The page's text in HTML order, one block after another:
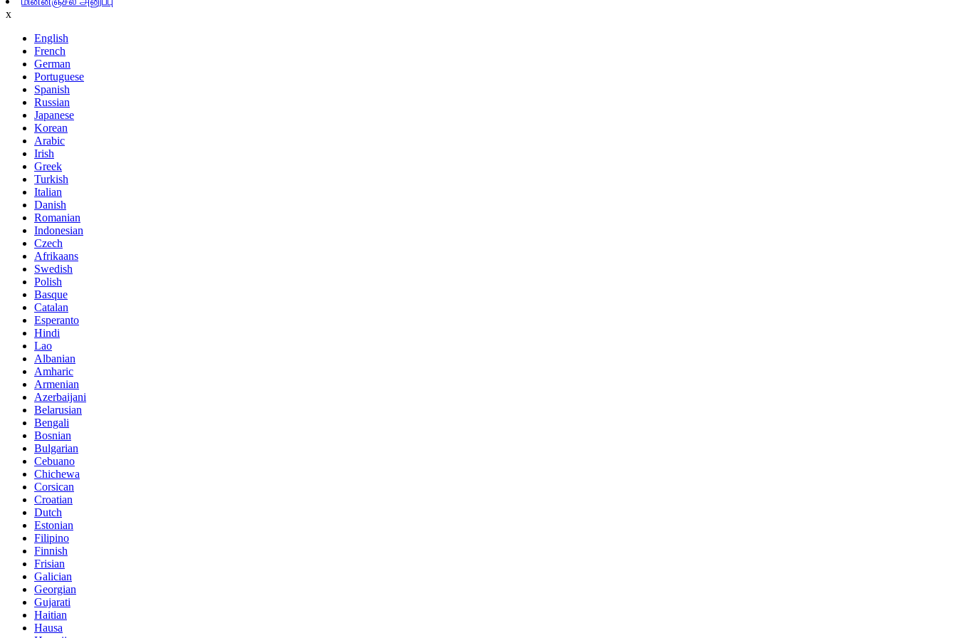
x
English
French
German
Portuguese
Spanish
Russian
Japanese
Korean
Arabic
Irish
Greek
Turkish
Italian
Danish
Romanian
Indonesian
Czech
Afrikaans
Swedish
Polish
Basque
Catalan
Esperanto
Hindi
Lao
Albanian
Amharic
Armenian
Azerbaijani
Belarusian
Bengali
Bosnian
Bulgarian
Cebuano
Chichewa
Corsican
Croatian
Dutch
Estonian
Filipino
Finnish
Frisian
Galician
Georgian
Gujarati
Haitian
Hausa